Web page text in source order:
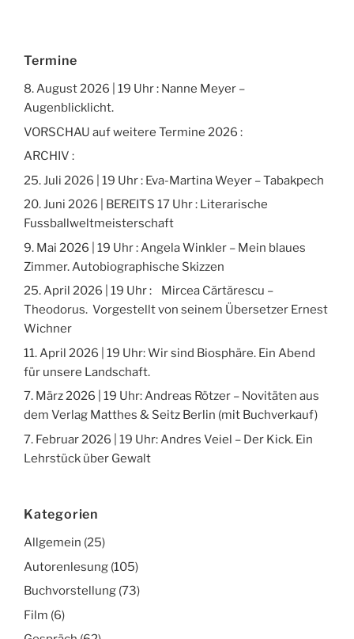
Termine
8. August 2026 | 19 Uhr : Nanne Meyer –
Augenblicklicht.
VORSCHAU auf weitere Termine 2026 :
ARCHIV :
25. Juli 2026 | 19 Uhr : Eva-Martina Weyer – Tabakpech
20. Juni 2026 | BEREITS 17 Uhr : Literarische
Fussballweltmeisterschaft
9. Mai 2026 | 19 Uhr : Angela Winkler – Mein blaues
Zimmer. Autobiographische Skizzen
25. April 2026 | 19 Uhr : Mircea Cărtărescu –
Theodorus. Vorgestellt von seinem Übersetzer Ernest
Wichner
11. April 2026 | 19 Uhr: Wir sind Biosphäre. Ein Abend
für unsere Landschaft.
7. März 2026 | 19 Uhr: Andreas Rötzer – Novitäten aus
dem Verlag Matthes & Seitz Berlin (mit Buchverkauf)
7. Februar 2026 | 19 Uhr: Andres Veiel – Der Kick. Ein
Lehrstück über Gewalt
Kategorien
Allgemein (25)
Autorenlesung (105)
Buchvorstellung (73)
Film (6)